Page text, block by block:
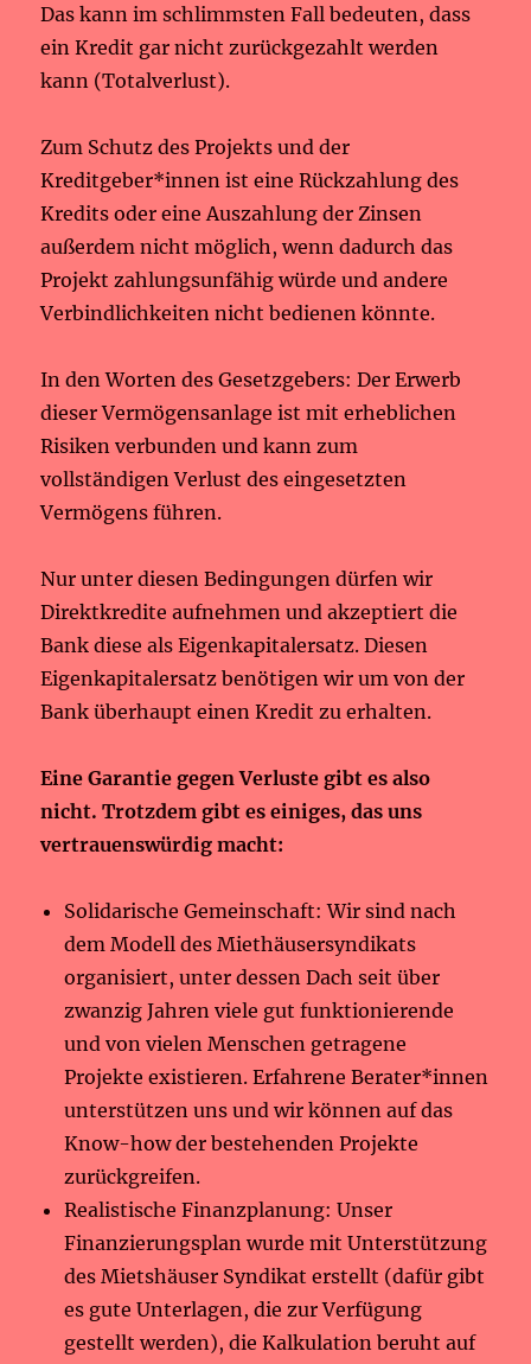
Das kann im schlimmsten Fall bedeuten, dass
ein Kredit gar nicht zurückgezahlt werden
kann (Totalverlust).
Zum Schutz des Projekts und der
Kreditgeber*innen ist eine Rückzahlung des
Kredits oder eine Auszahlung der Zinsen
außerdem nicht möglich, wenn dadurch das
Projekt zahlungsunfähig würde und andere
Verbindlichkeiten nicht bedienen könnte.
In den Worten des Gesetzgebers: Der Erwerb
dieser Vermögensanlage ist mit erheblichen
Risiken verbunden und kann zum
vollständigen Verlust des eingesetzten
Vermögens führen.
Nur unter diesen Bedingungen dürfen wir
Direktkredite aufnehmen und akzeptiert die
Bank diese als Eigenkapitalersatz. Diesen
Eigenkapitalersatz benötigen wir um von der
Bank überhaupt einen Kredit zu erhalten.
Eine Garantie gegen Verluste gibt es also
nicht. Trotzdem gibt es einiges, das uns
vertrauenswürdig macht:
Solidarische Gemeinschaft: Wir sind nach
dem Modell des Miethäusersyndikats
organisiert, unter dessen Dach seit über
zwanzig Jahren viele gut funktionierende
und von vielen Menschen getragene
Projekte existieren. Erfahrene Berater*innen
unterstützen uns und wir können auf das
Know-how der bestehenden Projekte
zurückgreifen.
Realistische Finanzplanung: Unser
Finanzierungsplan wurde mit Unterstützung
des Mietshäuser Syndikat erstellt (dafür gibt
es gute Unterlagen, die zur Verfügung
gestellt werden), die Kalkulation beruht auf